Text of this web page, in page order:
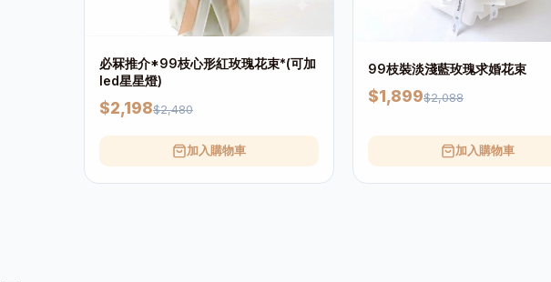
必冧推介*99枝心形紅玫瑰花束*(可加
led星星燈)
$2,198$2,480
加入購物車
99枝裝淡淺藍玫瑰求婚花束
$1,899$2,088
加入購物車